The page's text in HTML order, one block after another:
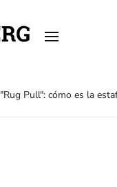
"Rug Pull": cómo es la